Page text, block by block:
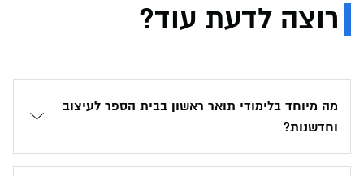
רוצה לדעת עוד?
מה מיוחד בלימודי תואר ראשון בבית הספר לעיצוב
וחדשנות?